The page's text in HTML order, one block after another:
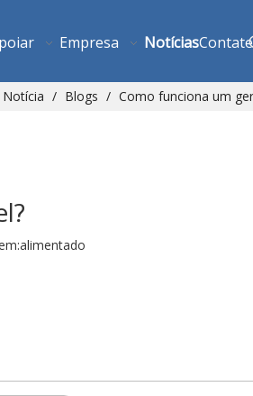
Empresa Notícias
Notícia / Blogs / Como funciona um
alimentado